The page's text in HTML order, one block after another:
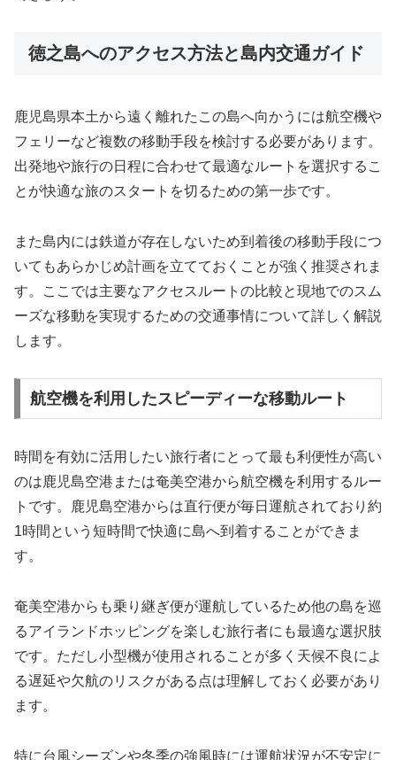
徳之島へのアクセス方法と島内交通ガイド
鹿児島県本土から遠く離れたこの島へ向かうには航空機や
フェリーなど複数の移動手段を検討する必要があります。
出発地や旅行の日程に合わせて最適なルートを選択するこ
とが快適な旅のスタートを切るための第一歩です。
また島内には鉄道が存在しないため到着後の移動手段につ
いてもあらかじめ計画を立てておくことが強く推奨されま
す。ここでは主要なアクセスルートの比較と現地でのスム
ーズな移動を実現するための交通事情について詳しく解説
します。
航空機を利用したスピーディーな移動ルート
時間を有効に活用したい旅行者にとって最も利便性が高い
のは鹿児島空港または奄美空港から航空機を利用するルー
トです。鹿児島空港からは直行便が毎日運航されており約
1時間という短時間で快適に島へ到着することができま
す。
奄美空港からも乗り継ぎ便が運航しているため他の島を巡
るアイランドホッピングを楽しむ旅行者にも最適な選択肢
です。ただし小型機が使用されることが多く天候不良によ
る遅延や欠航のリスクがある点は理解しておく必要があり
ます。
特に台風シーズンや冬季の強風時には運航状況が不安定に